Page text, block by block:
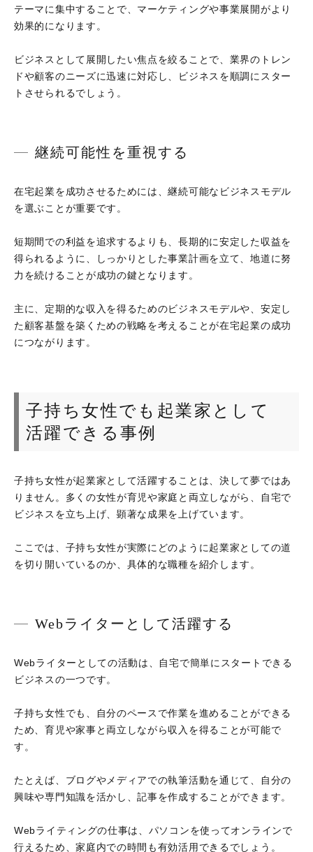
テーマに集中することで、マーケティングや事業展開がより
効果的になります。
ビジネスとして展開したい焦点を絞ることで、業界のトレン
ドや顧客のニーズに迅速に対応し、ビジネスを順調にスター
トさせられるでしょう。
継続可能性を重視する
在宅起業を成功させるためには、継続可能なビジネスモデル
を選ぶことが重要です。
短期間での利益を追求するよりも、長期的に安定した収益を
得られるように、しっかりとした事業計画を立て、地道に努
力を続けることが成功の鍵となります。
主に、定期的な収入を得るためのビジネスモデルや、安定し
た顧客基盤を築くための戦略を考えることが在宅起業の成功
につながります。
子持ち女性でも起業家として
活躍できる事例
子持ち女性が起業家として活躍することは、決して夢ではあ
りません。多くの女性が育児や家庭と両立しながら、自宅で
ビジネスを立ち上げ、顕著な成果を上げています。
ここでは、子持ち女性が実際にどのように起業家としての道
を切り開いているのか、具体的な職種を紹介します。
Webライターとして活躍する
Webライターとしての活動は、自宅で簡単にスタートできる
ビジネスの一つです。
子持ち女性でも、自分のペースで作業を進めることができる
ため、育児や家事と両立しながら収入を得ることが可能で
す。
たとえば、ブログやメディアでの執筆活動を通じて、自分の
興味や専門知識を活かし、記事を作成することができます。
Webライティングの仕事は、パソコンを使ってオンラインで
行えるため、家庭内での時間も有効活用できるでしょう。